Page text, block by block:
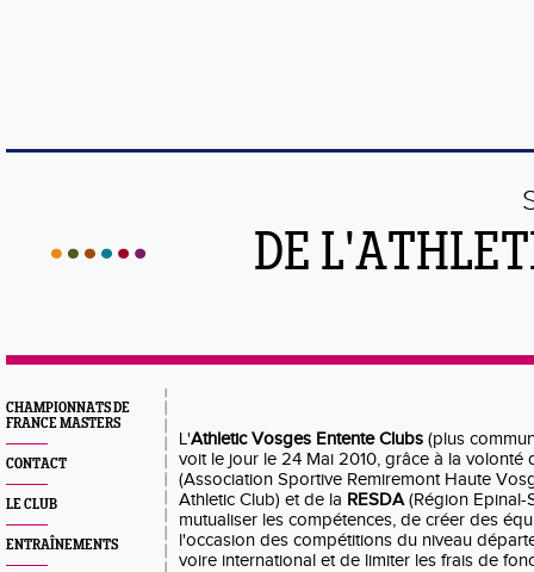
DE
CHAMPIONNATS DE
FRANCE MASTERS
CONTACT
LE CLUB
ENTRAÎNEMENTS
L'Athletic Vosges Entente Clubs (plus
voit le jour le 24 Mai 2010, grâce à la volonté
(Association Sportive Remiremont Haute
Athletic Club) et de la RESDA(Région Epinal-
mutualiser les compétences, de créer des
l'occasion des compétitions du niveau
voire international et de limiter les frais de